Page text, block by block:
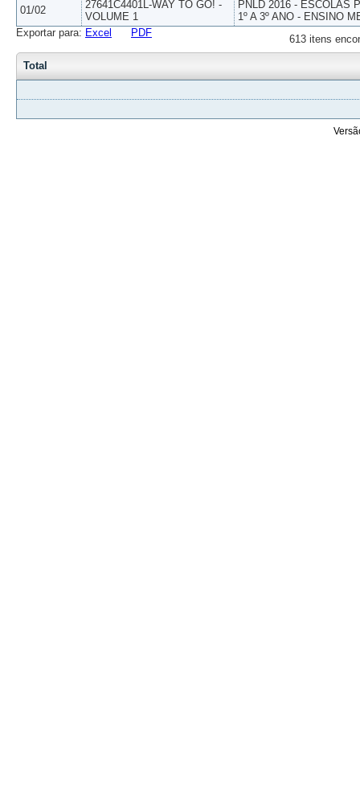
01/02
27641C4401L-WAY TO GO! -
VOLUME 1
PNLD 2016 - ESCOLAS
1º A 3º ANO - ENSINO
613 itens
Exportar para: Excel PDF
Total